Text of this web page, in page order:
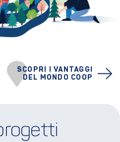
SCOPRI I VANTAGGI
DEL MONDO COOP